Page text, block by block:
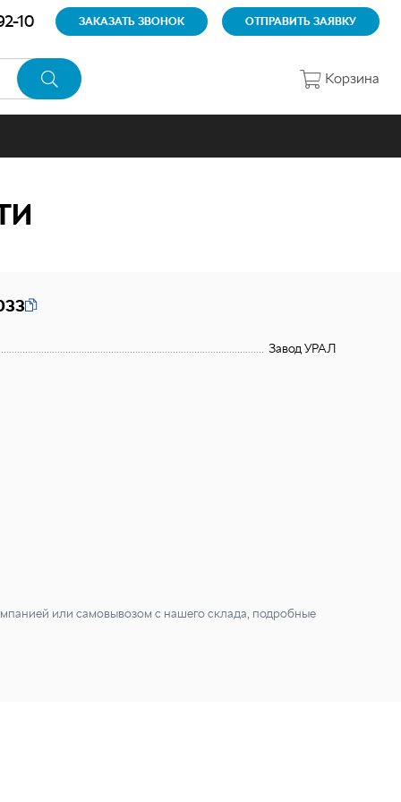
10 ЗАКАЗАТЬ ЗВОНОК ОТПРАВИТЬ ЗАЯВКУ
Корзина
Завод УРАЛ
или самовывозом с нашего склада, подробные